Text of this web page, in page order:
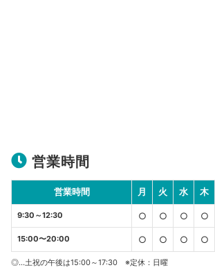
営業時間
営業時間 月 火 水 木
9:30～12:30 ○ ○ ○ ○
15:00〜20:00 ○ ○ ○ ○
◎…土祝の午後は15:00～17:30 ※定休：日曜